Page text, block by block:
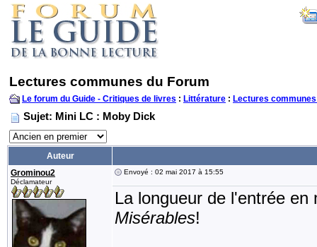
Lectures communes du Forum
Le forum du Guide - Critiques de livres : Littérature : Lectures
Sujet: Mini LC : Moby Dick
Auteur
Grominou2
Déclamateur
Envoyé : 02 mai 2017 à 15:55
La longueur de l'entrée
Misérables!